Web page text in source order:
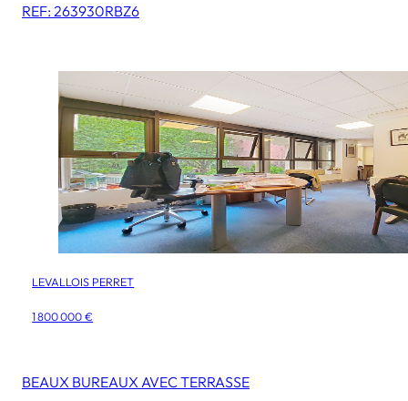
REF: 263930RBZ6
LEVALLOIS PERRET
1 800 000 €
BEAUX BUREAUX AVEC TERRASSE